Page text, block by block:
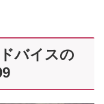
バイスの